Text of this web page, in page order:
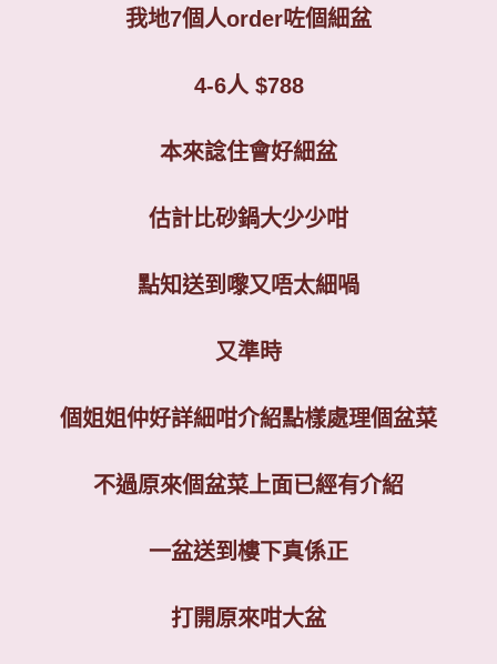
我地7個人order咗個細盆
4-6人 $788
本來諗住會好細盆
估計比砂鍋大少少咁
點知送到嚟又唔太細喎
又準時
個姐姐仲好詳細咁介紹點樣處理個盆菜
不過原來個盆菜上面已經有介紹
一盆送到樓下真係正
打開原來咁大盆